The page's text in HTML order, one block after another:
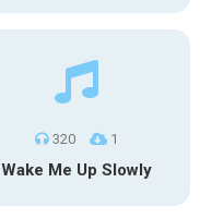
320 1
Wake Me Up Slowly